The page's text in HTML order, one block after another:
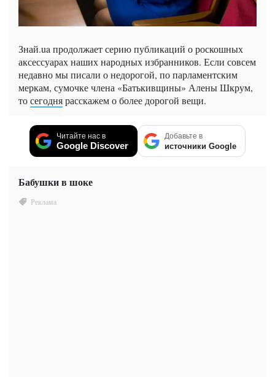
Знай.ua продолжает серию публикаций о роскошных
аксессуарах наших народных избранников. Если совсем
недавно мы писали о недорогой, по парламентским
меркам, сумочке члена «Батькивщины» Алены Шкрум,
тосегоднярасскажем о более дорогой вещи.
Читайте нас в
Google Discover
Добавьте в
источники Google
Бабушки в шоке